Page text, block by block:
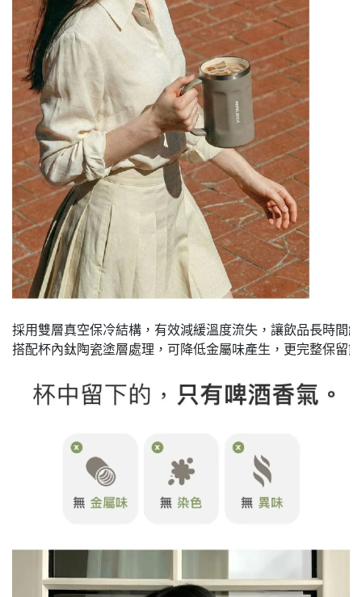
採用雙層真空保冷結構，有效減緩溫度流失，讓飲品長時間
搭配杯內鈦陶瓷塗層處理，可降低金屬味產生，更完整保留